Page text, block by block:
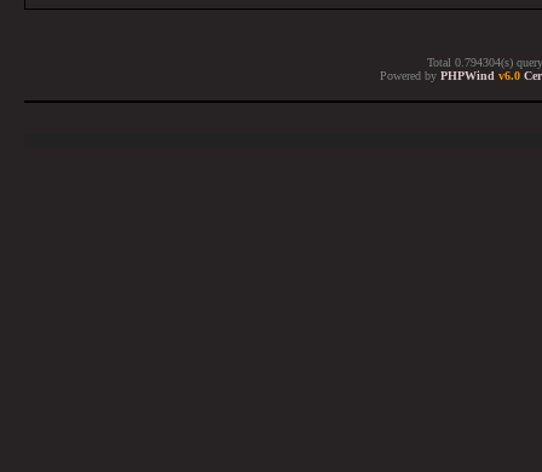
Total 0.794304(s)
Powered by PHPWind v6.0